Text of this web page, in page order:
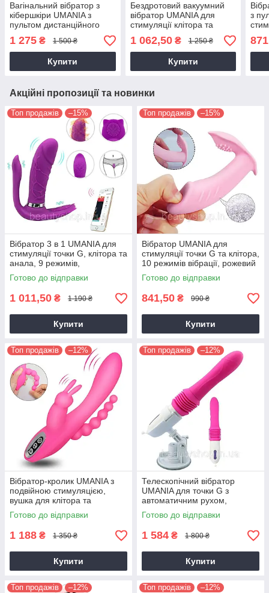
Вагінальний вібратор з
кібершкіри UMANIA з
пультом дистанційного
керування, 10 режимів
вібрації
1 275 ₴ 1 500 ₴
Купити
Бездротовий вакуумний
вібратор UMANIA для
стимуляції клітора та
точки G з пультом, 10
режимів вібрації, рожевий
1 062,50₴ 1 250 ₴
Купити
з
Акційні пропозиції та новинки
Топ продажів –15%
Вібратор 3 в 1 UMANIA для
стимуляції точки G, клітора та
анала, 9 режимів,
фіолетовий
Готово до відправки
1 011,50 ₴ 1 190 ₴
Купити
Топ продажів –15%
Вібратор UMANIA для
стимуляції точки G та клітора,
10 режимів вібрації, рожевий
Готово до відправки
841,50 ₴ 990 ₴
Купити
Топ продажів –12%
Вібратор-кролик UMANIA з
подвійною стимуляцією,
вушка для клітора та
анальний хвіст, 10 режимів
вібрації, рожевий
Готово до відправки
1 188 ₴ 1 350 ₴
Купити
Топ продажів –12%
Телескопічний вібратор
UMANIA для точки G з
автоматичним рухом,
силіконовий, рожевий
Готово до відправки
1 584 ₴ 1 800 ₴
Купити
Топ продажів –12% Топ продажів –12%